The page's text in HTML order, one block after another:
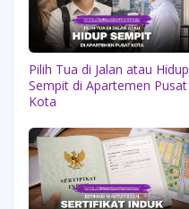
Pilih Tua di Jalan atau Hidup
Sempit di Apartemen Pusat
Kota